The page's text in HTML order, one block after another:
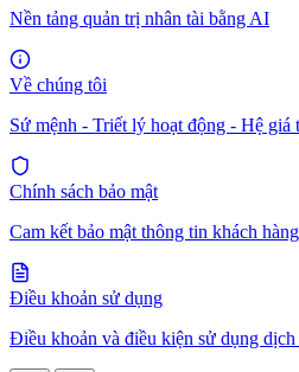
Nền tảng quản trị nhân tài bằng AI
Về chúng tôi
Sứ mệnh - Triết lý hoạt động - Hệ giá
Chính sách bảo mật
Cam kết bảo mật thông tin khách hàng
Điều khoản sử dụng
Điều khoản và điều kiện sử dụng dịch